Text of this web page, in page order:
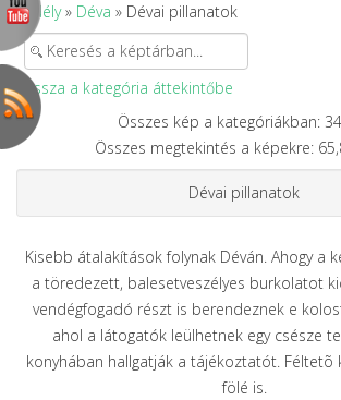
Erdély» Déva » Dévai pillanatok
Vissza a kategória áttekintőbe
Összes kép a kategóriákban:
Összes megtekintés a képekre:
Dévai pillanatok
Kisebb átalakítások folynak Déván. Ahogy a
a töredezett, balesetveszélyes burkolatot
vendégfogadó részt is berendeznek e
ahol a látogatók leülhetnek egy csésze
konyhában hallgatják a tájékoztatót.
fölé is.